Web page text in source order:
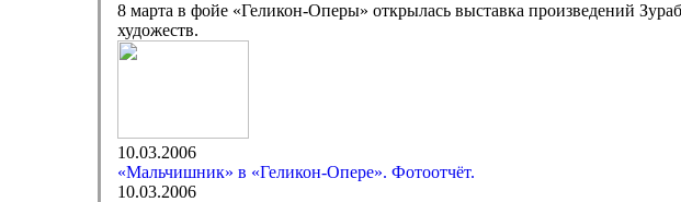
8 марта в фойе «Геликон-Оперы» открылась выставка произведений
художеств.
10.03.2006
«Мальчишник» в «Геликон-Опере». Фотоотчёт.
10.03.2006